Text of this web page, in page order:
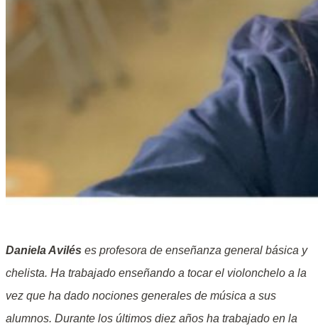
Daniela Avilés es profesora de enseñanza general básica y
chelista. Ha trabajado enseñando a tocar el violonchelo a la
vez que ha dado nociones generales de música a sus
alumnos. Durante los últimos diez años ha trabajado en la